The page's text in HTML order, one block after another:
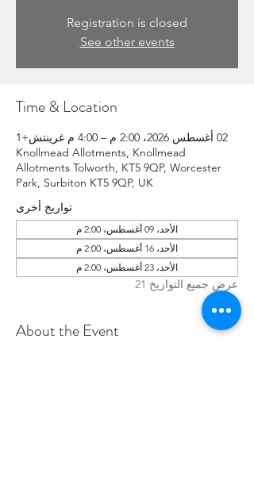
Registration is closed
See other events
Time & Location
02 أغسطس 2026، 2:00 م – 4:00 م غرينتش+1
Knollmead Allotments, Knollmead
Allotments Tolworth, KT5 9QP, Worcester
Park, Surbiton KT5 9QP, UK
تواريخ أخرى
الأحد، 09 أغسطس، 2:00 م
الأحد، 16 أغسطس، 2:00 م
الأحد، 23 أغسطس، 2:00 م
عرض جميع التواريخ 21
About the Event